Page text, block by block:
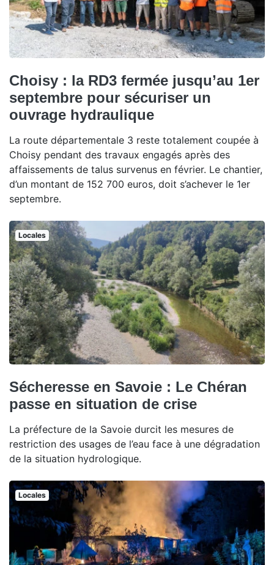
Choisy : la RD3 fermée jusqu’au 1er
septembre pour sécuriser un
ouvrage hydraulique
La route départementale 3 reste totalement coupée à
Choisy pendant des travaux engagés après des
affaissements de talus survenus en février. Le chantier,
d’un montant de 152 700 euros, doit s’achever le 1er
septembre.
Locales
Sécheresse en Savoie : Le Chéran
passe en situation de crise
La préfecture de la Savoie durcit les mesures de
restriction des usages de l’eau face à une dégradation
de la situation hydrologique.
Locales